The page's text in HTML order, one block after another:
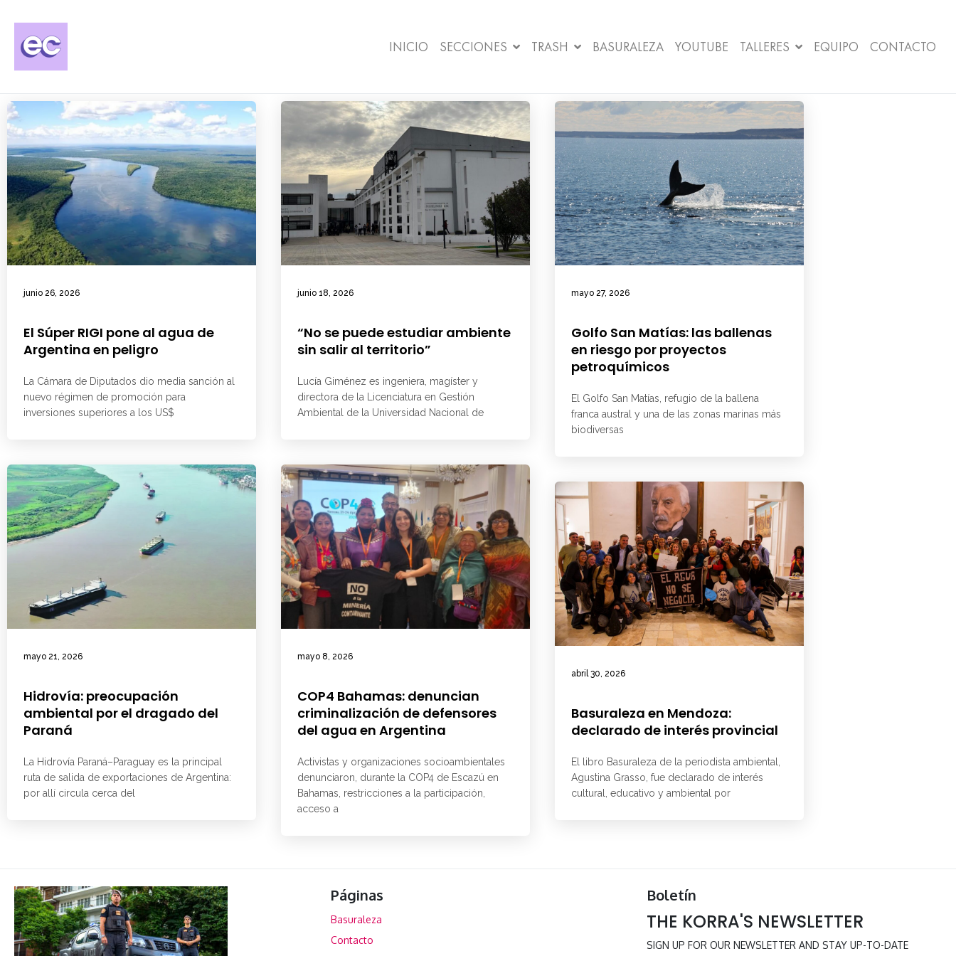
INICIO SECCIONES TRASH BASURALEZA YOUTUBE TALLERES EQUIPO CONTACTO
junio 26, 2026
El Súper RIGI pone al agua de
Argentina en peligro
La Cámara de Diputados dio media sanción al
nuevo régimen de promoción para
inversiones superiores a los US$
junio 18, 2026
“No se puede estudiar ambiente
sin salir al territorio”
Lucía Giménez es ingeniera, magíster y
directora de la Licenciatura en Gestión
Ambiental de la Universidad Nacional de
mayo 27, 2026
Golfo San Matías: las ballenas
en riesgo por proyectos
petroquímicos
El Golfo San Matías, refugio de la ballena
franca austral y una de las zonas marinas más
biodiversas
mayo 21, 2026
Hidrovía: preocupación
ambiental por el dragado del
Paraná
La Hidrovía Paraná–Paraguay es la principal
ruta de salida de exportaciones de Argentina:
por allí circula cerca del
mayo 8, 2026
COP4 Bahamas: denuncian
criminalización de defensores
del agua en Argentina
Activistas y organizaciones socioambientales
denunciaron, durante la COP4 de Escazú en
Bahamas, restricciones a la participación,
acceso a
abril 30, 2026
Basuraleza en Mendoza:
declarado de interés provincial
El libro Basuraleza de la periodista ambiental,
Agustina Grasso, fue declarado de interés
cultural, educativo y ambiental por
Páginas
Basuraleza
Contacto
Boletín
THE KORRA'S NEWSLETTER
SIGN UP FOR OUR NEWSLETTER AND STAY UP-TO-DATE